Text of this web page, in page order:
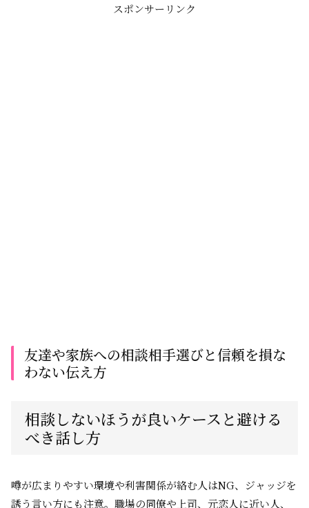
スポンサーリンク
友達や家族への相談相手選びと信頼を損な
わない伝え方
相談しないほうが良いケースと避ける
べき話し方
噂が広まりやすい環境や利害関係が絡む人はNG、ジャッジを
誘う言い方にも注意。職場の同僚や上司、元恋人に近い人、